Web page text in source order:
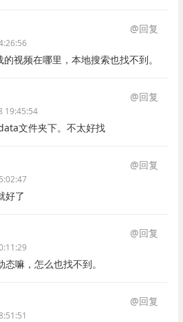
@回复
视频在哪里，本地搜索也找不到。
@回复
19:45:54
文件夹下。不太好找
@回复
好了
@回复
嘛，怎么也找不到。
@回复